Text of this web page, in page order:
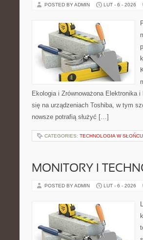
POSTED BY ADMIN LUT - 6 - 2026
Ekologia i Zrównoważona Elektronika
się na urządzeniach Toshiba, w tym
nowsze potrafią służyć […]
CATEGORIES: TECHNOLOGIA W SŁOŃCU
MONITORY I
POSTED BY ADMIN LUT - 6 - 2026